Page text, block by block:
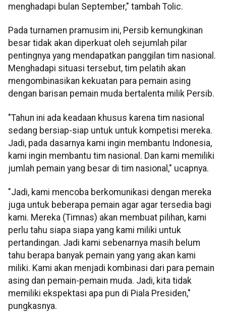
menghadapi bulan September," tambah Tolic.
Pada turnamen pramusim ini, Persib kemungkinan
besar tidak akan diperkuat oleh sejumlah pilar
pentingnya yang mendapatkan panggilan tim nasional.
Menghadapi situasi tersebut, tim pelatih akan
mengombinasikan kekuatan para pemain asing
dengan barisan pemain muda bertalenta milik Persib.
"Tahun ini ada keadaan khusus karena tim nasional
sedang bersiap-siap untuk untuk kompetisi mereka.
Jadi, pada dasarnya kami ingin membantu Indonesia,
kami ingin membantu tim nasional. Dan kami memiliki
jumlah pemain yang besar di tim nasional," ucapnya.
"Jadi, kami mencoba berkomunikasi dengan mereka
juga untuk beberapa pemain agar agar tersedia bagi
kami. Mereka (Timnas) akan membuat pilihan, kami
perlu tahu siapa siapa yang kami miliki untuk
pertandingan. Jadi kami sebenarnya masih belum
tahu berapa banyak pemain yang yang akan kami
miliki. Kami akan menjadi kombinasi dari para pemain
asing dan pemain-pemain muda. Jadi, kita tidak
memiliki ekspektasi apa pun di Piala Presiden,"
pungkasnya.